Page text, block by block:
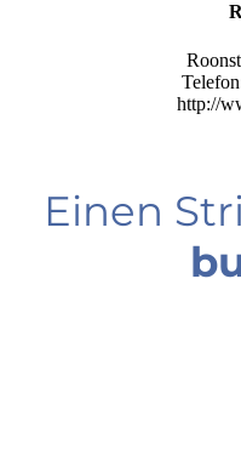
http://
Einen